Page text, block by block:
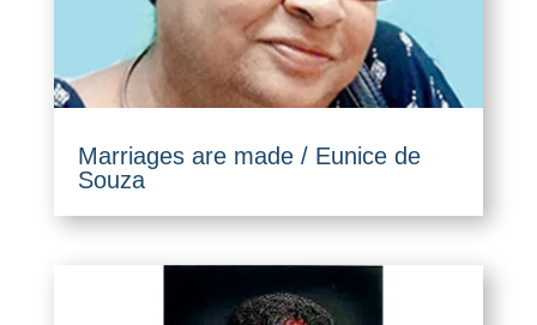
Marriages are made / Eunice de
Souza